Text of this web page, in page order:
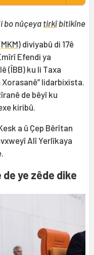
bo nûçeyatirkîbitikîne
MKM) diviyabû di 17ê
Efendi ya
(ÎBB) ku li Taxa
lidarbixista.
de bêyî ku
kiribû.
a û Çep Bêrîtan
Alî Yerlîkaya
ye zêde dike